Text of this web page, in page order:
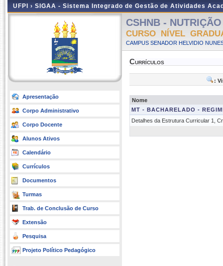
UFPI › SIGAA - Sistema Integrado de Gestão de Atividades
Apresentação
Corpo Administrativo
Corpo Docente
Alunos Ativos
Calendário
Currículos
Documentos
Turmas
Trab. de Conclusão de Curso
Extensão
Pesquisa
Projeto Político Pedagógico
CSHNB -
CURSO NÍVEL
CAMPUS SENADOR HELVIDIO
Currículos
:
Nome
MT - BACHARELADO -
Detalhes da Estrutura Curricular 1,